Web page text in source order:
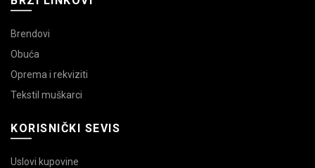
Brendovi
Obuća
Oprema i rekviziti
Tekstil muškarci
KORISNIČKI SEVIS
Uslovi kupovine